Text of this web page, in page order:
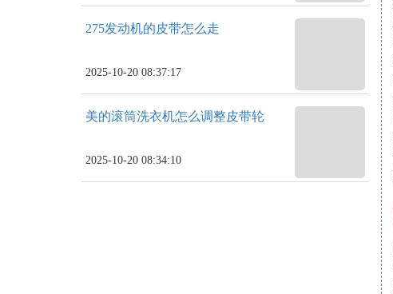
275发动机的皮带怎么走
2025-10-20 08:37:17
美的滚筒洗衣机怎么调整皮带轮
2025-10-20 08:34:10